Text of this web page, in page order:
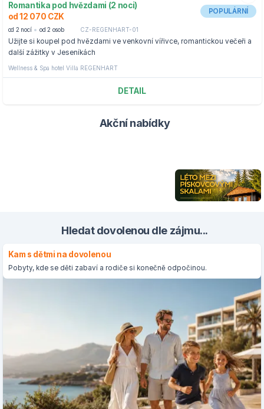
Romantika pod hvězdami (2 noci)
od 12 070 CZK
POPULÁRNÍ
od 2 nocí od 2 osob CZ-REGENHART-01
Užijte si koupel pod hvězdami ve venkovní vířivce, romantickou večeři a
další zážitky v Jeseníkách
Wellness & Spa hotel Villa REGENHART
DETAIL
Akční nabídky
Hledat dovolenou dle zájmu...
Kam s dětmi na dovolenou
Pobyty, kde se děti zabaví a rodiče si konečně odpočinou.